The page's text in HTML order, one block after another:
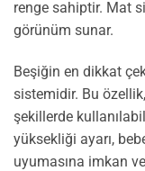
renge sahiptir. Mat
görünüm sunar.
Beşiğin en dikkat
sistemidir. Bu
şekillerde
yüksekliği ayarı,
uyumasına imkan